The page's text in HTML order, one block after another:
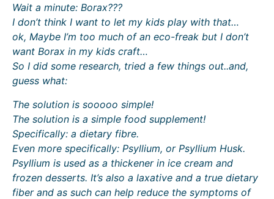
Wait a minute: Borax???
I don’t think I want to let my kids play with that…
ok, Maybe I’m too much of an eco-freak but I don’t
want Borax in my kids craft…
So I did some research, tried a few things out..and,
guess what:
The solution is sooooo simple!
The solution is a simple food supplement!
Specifically: a dietary fibre.
Even more specifically: Psyllium, or Psyllium Husk.
Psyllium is used as a thickener in ice cream and
frozen desserts. It’s also a laxative and a true dietary
fiber and as such can help reduce the symptoms of